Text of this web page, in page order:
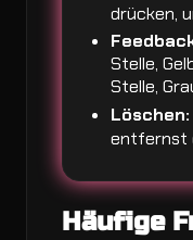
drücken,
Stelle,
Stelle,
Löschen:
entfernst
Häufige